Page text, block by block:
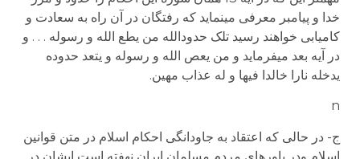
خدا و پیامبر معرفی می­نماید که رفتگان در آن راه به سعادت و
کامیابی خواهند رسید تلک حدود­الله من یطع الله و رسوله . . . و
در آیه بعد می­فرماید و من یعص الله و رسوله و یتعد حدوده
یدخله نارا خالدا فیها و له عذاب مهین.
n
ج- در حالی که اعتقاد به جاودانگی احکام اسلام در متن قوانین
اسلام ودر باورهای مردم مسلمان ایران نهفته است ایشان در